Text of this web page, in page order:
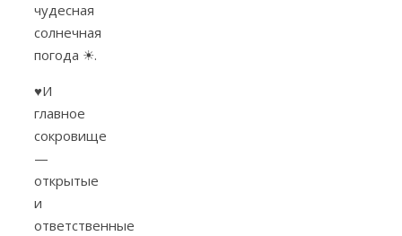
чудесная
солнечная
погода ☀.
♥И
главное
сокровище
—
открытые
и
ответственные